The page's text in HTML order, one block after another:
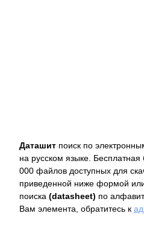
Даташит поиск по
на русском языке.
000 файлов доступных для
приведенной ниже формой
поиска (datasheet) по
Вам элемента, обратитесь к